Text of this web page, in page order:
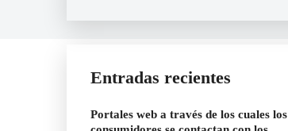
Entradas recientes
Portales web a través de los cuales los